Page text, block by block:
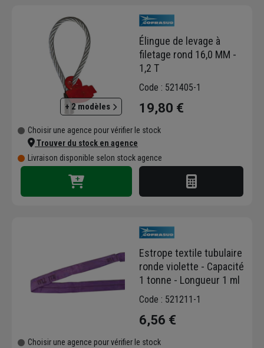
+ 2 modèles
Élingue de levage à
filetage rond 16,0 MM -
1,2 T
Code : 521405-1
19,80 €
Choisir une agence pour vérifier le stock
Trouver du stock en agence
Livraison disponible selon stock agence
Estrope textile tubulaire
ronde violette - Capacité
1 tonne - Longueur 1 ml
Code : 521211-1
6,56 €
Choisir une agence pour vérifier le stock